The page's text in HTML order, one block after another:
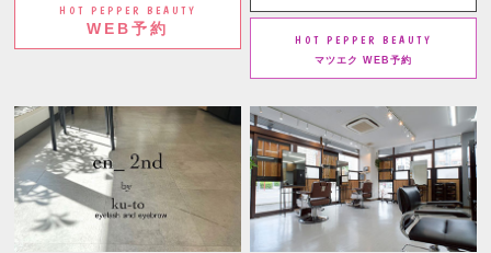
HOT PEPPER BEAUTY
WEB予約
HOT PEPPER BEAUTY
マツエク WEB予約